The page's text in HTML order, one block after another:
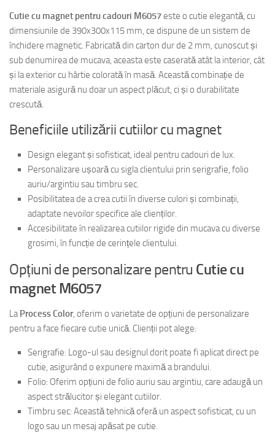
Cutie cu magnet pentru cadouri M6057este o cutie elegantă, cu
dimensiunile de 390x300x115 mm, ce dispune de un sistem de
închidere magnetic. Fabricată din carton dur de 2 mm, cunoscut și
sub denumirea de mucava, aceasta este caserată atât la interior, cât
și la exterior cu hârtie colorată în masă. Această combinație de
materiale asigură nu doar un aspect plăcut, ci și o durabilitate
crescută.
Beneficiile utilizării cutiilor cu magnet
Design elegant și sofisticat, ideal pentru cadouri de lux.
Personalizare ușoară cu sigla clientului prin serigrafie, folio
auriu/argintiu sau timbru sec.
Posibilitatea de a crea cutii în diverse culori și combinații,
adaptate nevoilor specifice ale clienților.
Accesibilitate în realizarea cutiilor rigide din mucava cu diverse
grosimi, în funcție de cerințele clientului.
Opțiuni de personalizare pentru Cutie cu
magnet M6057
LaProcess Color, oferim o varietate de opțiuni de personalizare
pentru a face fiecare cutie unică. Clienții pot alege:
Serigrafie: Logo-ul sau designul dorit poate fi aplicat direct pe
cutie, asigurând o expunere maximă a brandului.
Folio: Oferim opțiuni de folio auriu sau argintiu, care adaugă un
aspect strălucitor și elegant cutiilor.
Timbru sec: Această tehnică oferă un aspect sofisticat, cu un
logo sau un mesaj apăsat pe cutie.